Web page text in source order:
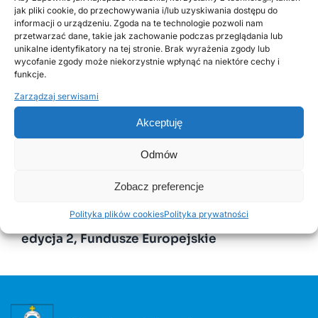
jak pliki cookie, do przechowywania i/lub uzyskiwania dostępu do
informacji o urządzeniu. Zgoda na te technologie pozwoli nam
przetwarzać dane, takie jak zachowanie podczas przeglądania lub
unikalne identyfikatory na tej stronie. Brak wyrażenia zgody lub
wycofanie zgody może niekorzystnie wpłynąć na niektóre cechy i
funkcje.
Zarządzaj serwisami
Akceptuję
Odmów
Zobacz preferencje
Polityka plików cookiesPolityka prywatności
18 LISTOPADA, 2025
Harmonogram odbioru odpadów
komunalnych w 2026 roku
PSZOK Rusiec – godziny otwarcia, lokalizacja i
zasady przyjmowania odpadów
30 CZERWCA, 2026
Odnawialne źródła energii w Gminie Rusiec –
edycja 2, Fundusze Europejskie